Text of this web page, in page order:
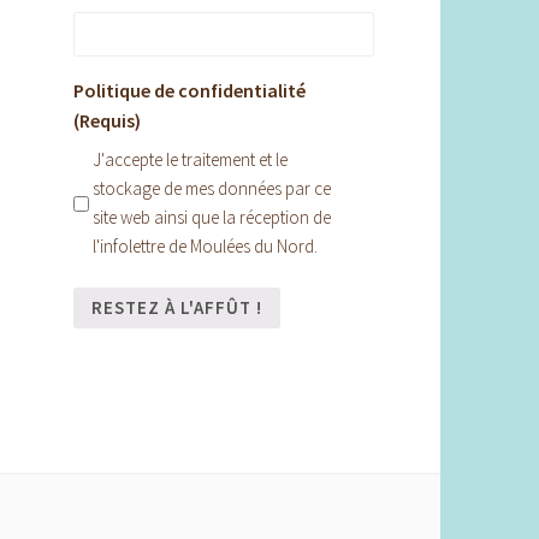
Politique de confidentialité
(Requis)
J'accepte le traitement et le
stockage de mes données par ce
site web ainsi que la réception de
l'infolettre de Moulées du Nord.